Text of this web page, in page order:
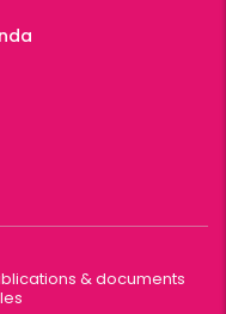
& documents